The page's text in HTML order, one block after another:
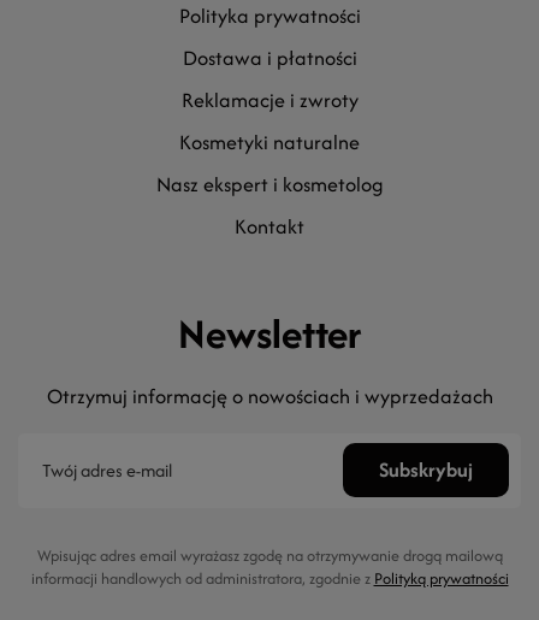
polityka prywatności
dostawa i płatności
reklamacje i zwroty
kosmetyki naturalne
nasz ekspert i kosmetolog
kontakt
Newsletter
Otrzymuj informację o nowościach i wyprzedażach
Wpisując adres email wyrażasz zgodę na otrzymywanie drogą mailową
informacji handlowych od administratora, zgodnie z Polityką prywatności